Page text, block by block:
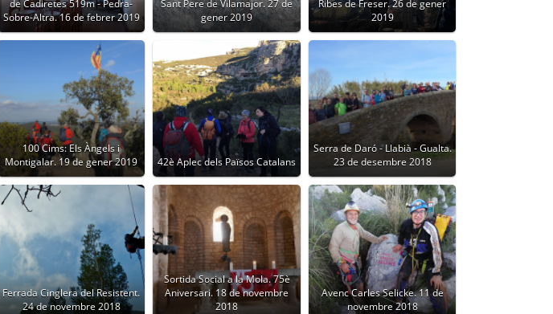
de Cadiretes 519m - Pedra-
Sobre-Altra. 16 de febrer 2019
Sant Pere de Vilamajor. 27 de
gener 2019
Ribes de Freser. 26 de gener
2019
100 Cims: Els Àngels i
Montigalar. 19 de gener 2019
42è Aplec dels Països Catalans
Serra de Daró - Llabià - Gualta.
23 de desembre 2018
Ferrada Cinglera del Resistent.
24 de novembre 2018
Sortida Social a la Mola. 75è
Aniversari. 18 de novembre
2018
Avenc Carles Selicke. 11 de
novembre 2018